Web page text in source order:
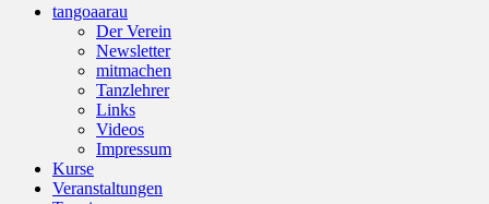
tangoaarau
Der Verein
Newsletter
mitmachen
Tanzlehrer
Links
Videos
Impressum
Kurse
Veranstaltungen